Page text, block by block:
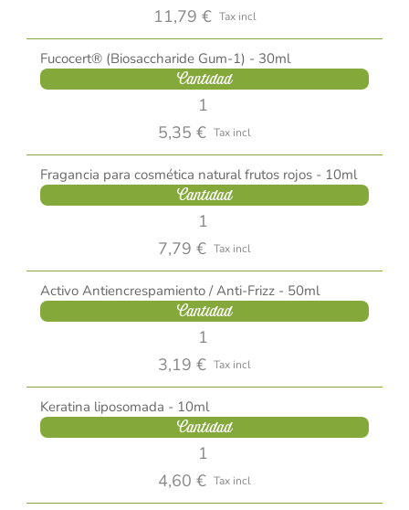
11,79 € Tax incl
Fucocert® (Biosaccharide Gum-1) - 30ml
Cantidad
5,35 € Tax incl
Fragancia para cosmética natural frutos rojos - 10ml
Cantidad
7,79 € Tax incl
Activo Antiencrespamiento / Anti-Frizz - 50ml
Cantidad
3,19 € Tax incl
Keratina liposomada - 10ml
Cantidad
4,60 € Tax incl